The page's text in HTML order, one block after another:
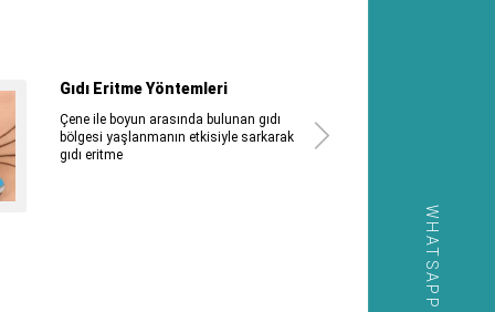
WHATSAPP
Gıdı Eritme Yöntemleri
Çene ile boyun arasında bulunan gıdı
bölgesi yaşlanmanın etkisiyle sarkarak
gıdı eritme